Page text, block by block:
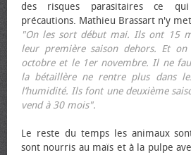
des risques parasitaires ce
précautions. Mathieu Brassart n'y
"On les sort début mai. Ils ont 15
leur première saison dehors. Et
octobre et le 1er novembre. Il ne
la bétaillère ne rentre plus dans
l’humidité. Ils font une deuxième
vend à 30 mois".
Le reste du temps les animaux
sont nourris au maïs et à la pulpe